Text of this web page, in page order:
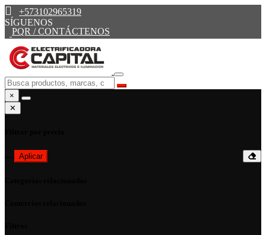
+573102965319
SÍGUENOS
PQR / CONTÁCTENOS
×
✕
Aplicar